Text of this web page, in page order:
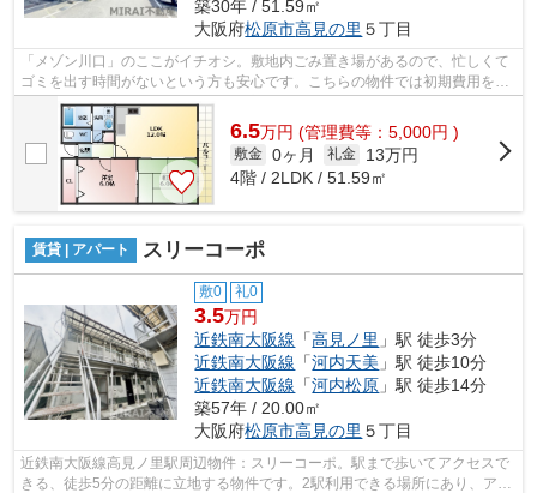
築30年 / 51.59㎡
大阪府松原市高見の里 ５丁目
「メゾン川口」のここがイチオシ。敷地内ごみ置き場があるので、忙しくて
ゴミを出す時間がないという方も安心です。こちらの物件では初期費用をカ
ードでお支払いいただけます。防犯対...
6.5万円 (管理費等：5,000円 )
敷金 0ヶ月 礼金
13万円
4階 / 2LDK / 51.59㎡
賃貸 | アパート スリーコーポ
敷0 礼0
3.5万円
近鉄南大阪線 「高見ノ里 」駅 徒歩3分
近鉄南大阪線 「河内天美 」駅 徒歩10分
近鉄南大阪線 「河内松原 」駅 徒歩14分
築57年 / 20.00㎡
大阪府松原市高見の里 ５丁目
近鉄南大阪線高見ノ里駅周辺物件：スリーコーポ。駅まで歩いてアクセスで
きる、徒歩5分の距離に立地する物件です。2駅利用できる場所にあり、アク